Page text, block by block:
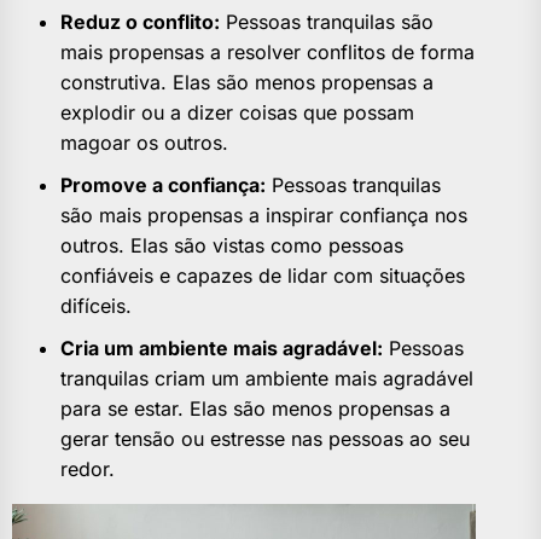
Reduz o conflito: Pessoas tranquilas são
mais propensas a resolver conflitos de forma
construtiva. Elas são menos propensas a
explodir ou a dizer coisas que possam
magoar os outros.
Promove a confiança: Pessoas tranquilas
são mais propensas a inspirar confiança nos
outros. Elas são vistas como pessoas
confiáveis e capazes de lidar com situações
difíceis.
Cria um ambiente mais agradável: Pessoas
tranquilas criam um ambiente mais agradável
para se estar. Elas são menos propensas a
gerar tensão ou estresse nas pessoas ao seu
redor.